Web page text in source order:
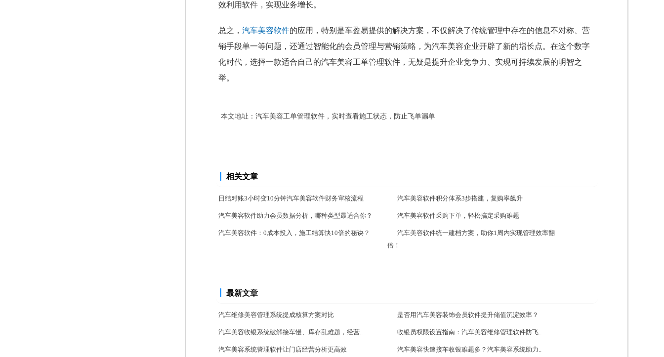
效利用软件，实现业务增长。
总之， 汽车美容软件的应用，特别是车盈易提供的解决方案，不仅解决了传统管理中存在的信息不对称、营
销手段单一等问题，还通过智能化的会员管理与营销策略，为汽车美容企业开辟了新的增长点。在这个数字
化时代，选择一款适合自己的汽车美容工单管理软件，无疑是提升企业竞争力、实现可持续发展的明智之
举。
本文地址： 汽车美容工单管理软件，实时查看施工状态，防止飞单漏单
相关文章
日结对账3小时变10分钟汽车美容软件财务审核流程 汽车美容软件积分体系3步搭建，复购率飙升
汽车美容软件助力会员数据分析，哪种类型最适合你？ 汽车美容软件采购下单，轻松搞定采购难题
汽车美容软件：0成本投入，施工结算快10倍的秘诀？
汽车美容软件统一建档方案，助你1周内实现管理效率翻
倍！
最新文章
汽车维修美容管理系统提成核算方案对比 是否用汽车美容装饰会员软件提升储值沉淀效率？
汽车美容收银系统破解接车慢、库存乱难题，经营.. 收银员权限设置指南：汽车美容维修管理软件防飞..
汽车美容系统管理软件让门店经营分析更高效 汽车美容快速接车收银难题多？汽车美容系统助力..